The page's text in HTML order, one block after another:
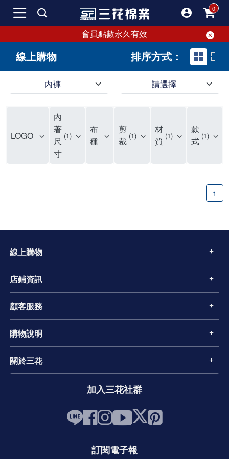
會員點數永久有效
線上購物 排序方式：
內褲 請選擇
LOGO
內
著
尺
寸
1
布
種
剪
裁 1
材
質 1
款
式 1
1
線上購物
店鋪資訊
顧客服務
購物說明
關於三花
加入三花社群
訂閱電子報